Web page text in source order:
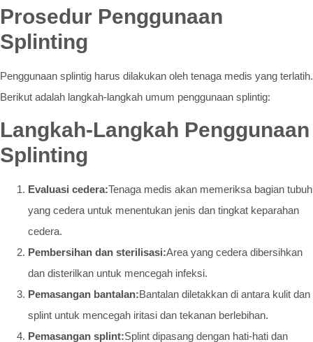
Prosedur Penggunaan
Splinting
Penggunaan splintig harus dilakukan oleh tenaga medis yang terlatih.
Berikut adalah langkah-langkah umum penggunaan splintig:
Langkah-Langkah Penggunaan
Splinting
Evaluasi cedera:Tenaga medis akan memeriksa bagian tubuh
yang cedera untuk menentukan jenis dan tingkat keparahan
cedera.
Pembersihan dan sterilisasi:Area yang cedera dibersihkan
dan disterilkan untuk mencegah infeksi.
Pemasangan bantalan:Bantalan diletakkan di antara kulit dan
splint untuk mencegah iritasi dan tekanan berlebihan.
Pemasangan splint:Splint dipasang dengan hati-hati dan